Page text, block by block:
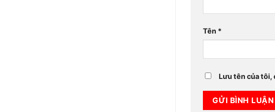
Tên *
Lưu tên của tôi,